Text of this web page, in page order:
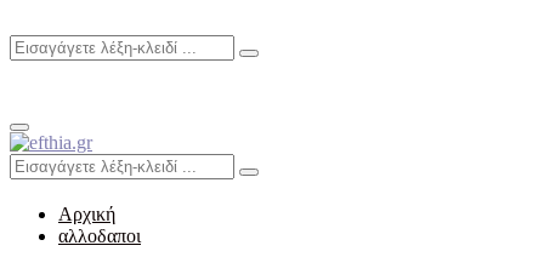
Search
Search
Primary
Menu
Search
for:
Search
Αρχική
αλλοδαποι